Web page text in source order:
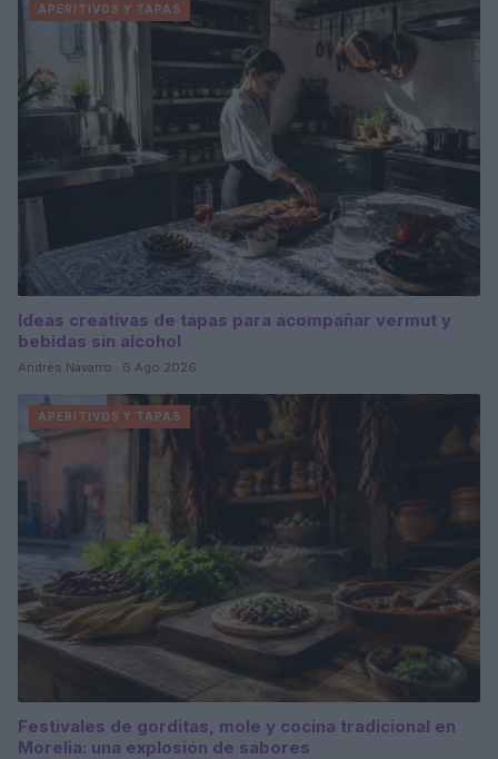
APERITIVOS Y TAPAS
Ideas creativas de tapas para acompañar vermut y
bebidas sin alcohol
Andrés Navarro · 6 Ago 2026
APERITIVOS Y TAPAS
Festivales de gorditas, mole y cocina tradicional en
Morelia: una explosión de sabores